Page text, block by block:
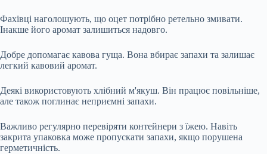
Фахівці наголошують, що оцет потрібно ретельно змивати.
Інакше його аромат залишиться надовго.
Добре допомагає кавова гуща. Вона вбирає запахи та залишає
легкий кавовий аромат.
Деякі використовують хлібний м'якуш. Він працює повільніше,
але також поглинає неприємні запахи.
Важливо регулярно перевіряти контейнери з їжею. Навіть
закрита упаковка може пропускати запахи, якщо порушена
герметичність.